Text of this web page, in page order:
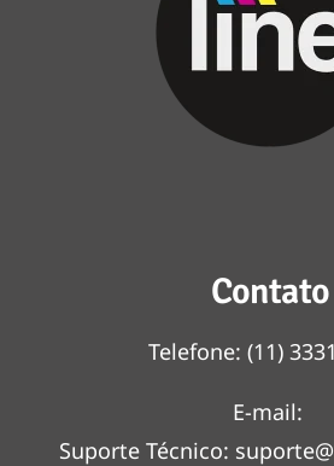
Contato
Telefone: (11)
E-mail:
Suporte Técnico: